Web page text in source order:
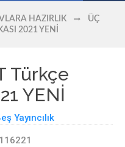
HAZIRLIK
ÜÇ
2021 YENİ
Türkçe
YENİ
Yayıncılık